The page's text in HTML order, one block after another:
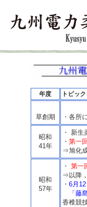
年度 トピック
草創期 ・各所
昭和
41年
・ 新
・ 第一
⇒旭化
昭和
57年
・ 第一
⇒以降
・ 6月12
「藤島
香椎競